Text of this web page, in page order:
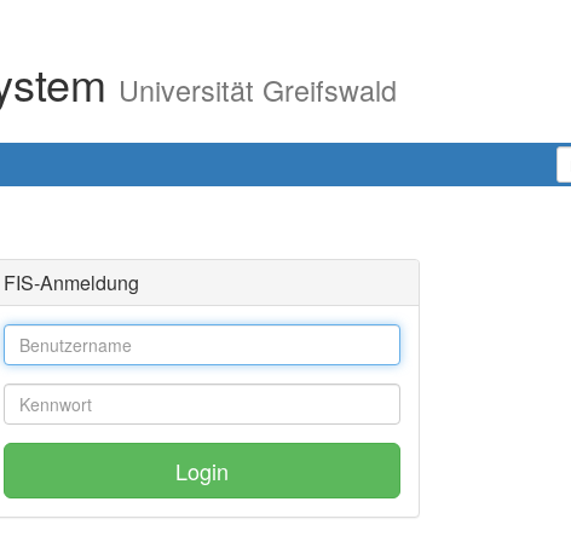
Universität Greifswald
FIS-Anmeldung